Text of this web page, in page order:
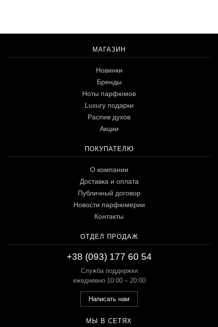
МАГАЗИН
Новинки
Бренды
Ноты парфюмов
Luxury подарки
Распив духов
Акции
ПОКУПАТЕЛЮ
О компании
Доставка и оплата
Публичный договор
Новости парфюмерии
Контакты
ОТДЕЛ ПРОДАЖ
+38 (093) 177 60 54
Служба поддержки
ежедневно 10:00 – 20:00
Написать нам
МЫ В СЕТЯХ